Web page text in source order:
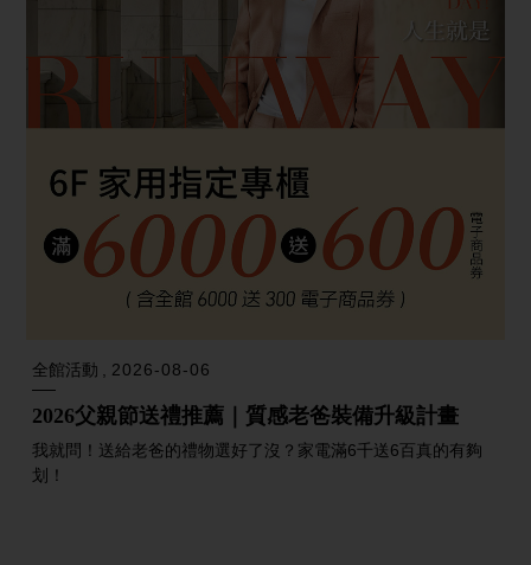
全館活動 2026-08-06
2026父親節送禮推薦｜質感老爸裝備升級計畫
我就問！送給老爸的禮物選好了沒？家電滿6千送6百真的有夠
划！